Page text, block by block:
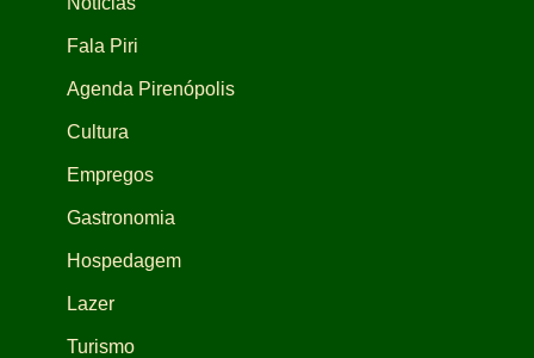
Fala Piri
Agenda Pirenópolis
Cultura
Empregos
Gastronomia
Hospedagem
Lazer
Turismo